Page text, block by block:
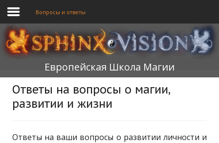
ГЛАВНАЯ
ОБУЧЕНИЕ
ТЕОРИЯ
МЫ
ФОРУМ
Вопросы и ответы
Европейская Школа Магии
Ответы на вопросы о магии,
развитии и жизни
Ответы на ваши вопросы о развитии личности и